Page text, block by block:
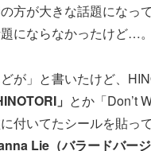
方が大きな話題になっ
にならなかったけど…。
が」と書いたけど、
」 とか「Don’t
付いてたシールを貼っ
Lie（バラードバージ